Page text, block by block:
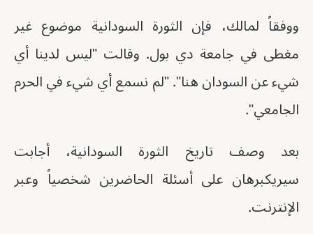
ووفقاً لمالك، فإن الثورة السودانية موضوع غير
مغطى في جامعة دي بول. وقالت "ليس لدينا أي
شيء عن السودان هنا". "لم نسمع أي شيء في الحرم
الجامعي".
بعد وصف تاريخ الثورة السودانية، أجابت
سيريكبرهان على أسئلة الحاضرين شخصياً وعبر
الإنترنت.